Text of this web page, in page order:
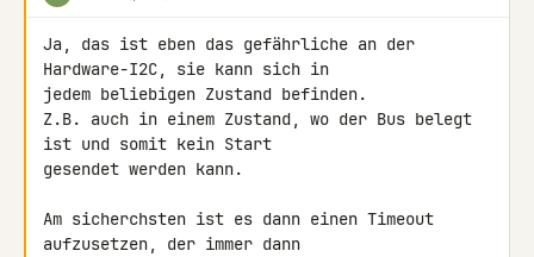
Ja, das ist eben das gefährliche an der
Hardware-I2C, sie kann sich in
jedem beliebigen Zustand befinden.
Z.B. auch in einem Zustand, wo der Bus belegt
ist und somit kein Start
gesendet werden kann.
Am sicherchsten ist es dann einen Timeout
aufzusetzen, der immer dann